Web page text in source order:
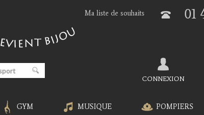
01
Ma liste de souhaits
CONNEXION
GYM MUSIQUE POMPIERS